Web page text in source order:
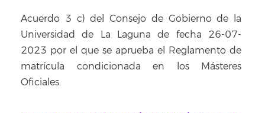
Acuerdo 3 c) del Consejo de Gobierno de la
Universidad de La Laguna de fecha 26-07-
2023 por el que se aprueba el Reglamento de
matrícula condicionada en los Másteres
Oficiales.